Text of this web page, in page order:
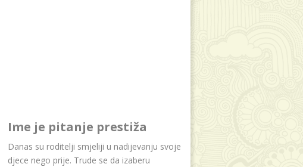
Ime je pitanje prestiža
Danas su roditelji smjeliji u nadijevanju svoje
djece nego prije. Trude se da izaberu